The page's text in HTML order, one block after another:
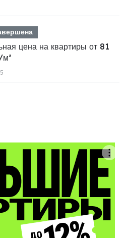
цена на квартиры от 81